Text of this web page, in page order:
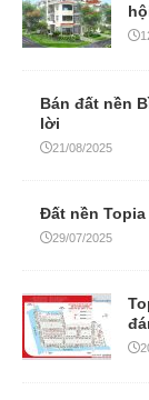
Bán đất nền
lời
21/08/2025
Đất nền
29/07/2025